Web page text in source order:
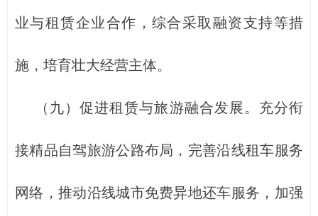
业与租赁企业合作，综合采取融资支持等措
施，培育壮大经营主体。
（九）促进租赁与旅游融合发展。充分衔
接精品自驾旅游公路布局，完善沿线租车服务
网络，推动沿线城市免费异地还车服务，加强